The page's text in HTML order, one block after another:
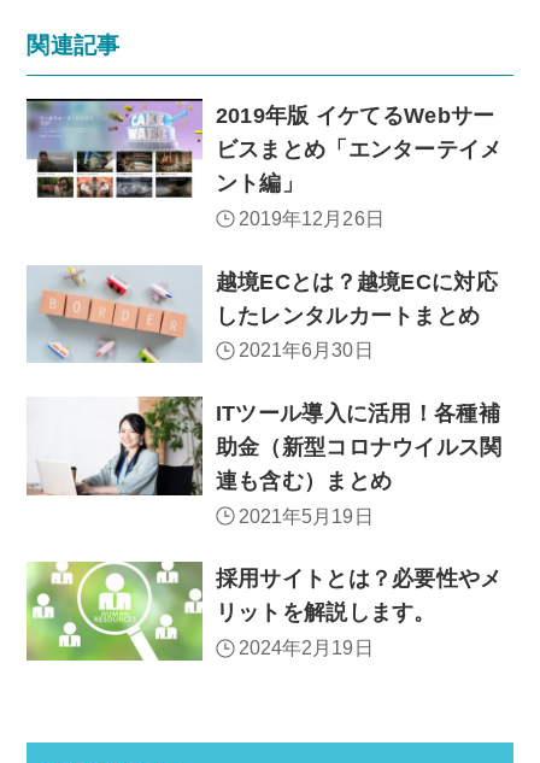
関連記事
2019年版 イケてるWebサー
ビスまとめ「エンターテイメ
ント編」
2019年12月26日
越境ECとは？越境ECに対応
したレンタルカートまとめ
2021年6月30日
ITツール導入に活用！各種補
助金（新型コロナウイルス関
連も含む）まとめ
2021年5月19日
採用サイトとは？必要性やメ
リットを解説します。
2024年2月19日